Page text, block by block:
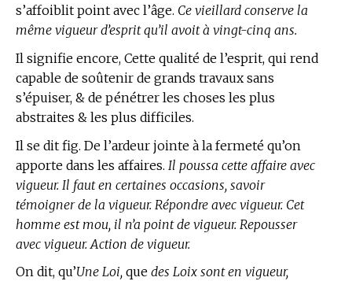
s’affoiblit point avec l’âge. Ce vieillard conserve la
même vigueur d’esprit qu’il avoit à vingt-cinq ans.
Il signifie encore, Cette qualité de l’esprit, qui rend
capable de soûtenir de grands travaux sans
s’épuiser, & de pénétrer les choses les plus
abstraites & les plus difficiles.
Il se dit fig. De l’ardeur jointe à la fermeté qu’on
apporte dans les affaires. Il poussa cette affaire avec
vigueur. Il faut en certaines occasions, savoir
témoigner de la vigueur. Répondre avec vigueur. Cet
homme est mou, il n’a point de vigueur. Repousser
avec vigueur. Action de vigueur.
On dit, qu’Une Loi, que des Loix sont en vigueur,